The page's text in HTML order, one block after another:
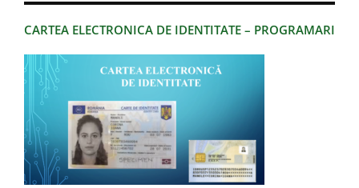
CARTEA ELECTRONICA DE IDENTITATE – PROGRAMARI